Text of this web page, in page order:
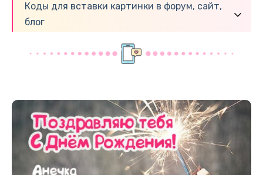
Коды для вставки картинки в форум, сайт,
блог